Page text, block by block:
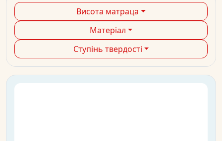
Висота матраца
Матеріал
Ступінь твердості